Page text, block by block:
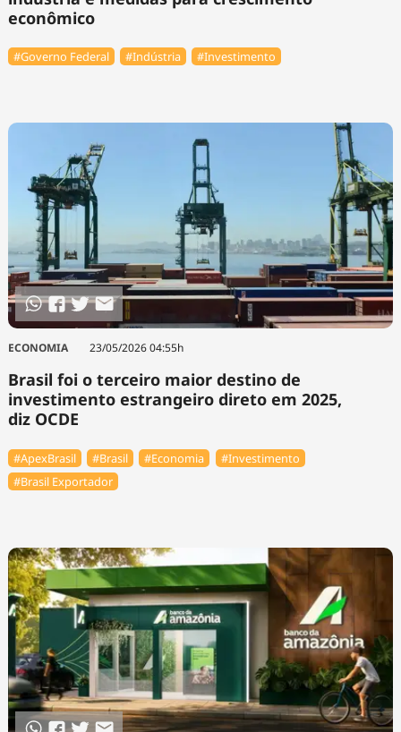
econômico
#Governo Federal #Indústria #Investimento
ECONOMIA 23/05/2026 04:55h
Brasil foi o terceiro maior destino de
investimento estrangeiro direto em 2025,
diz OCDE
#ApexBrasil #Brasil #Economia
#Investimento
#Brasil Exportador